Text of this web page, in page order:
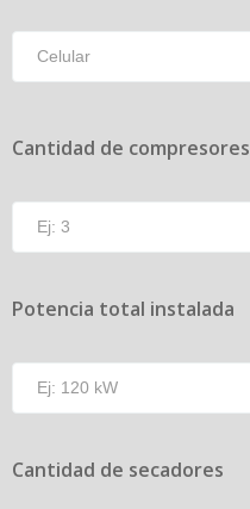
Cantidad de compresores
Potencia total instalada
Cantidad de secadores